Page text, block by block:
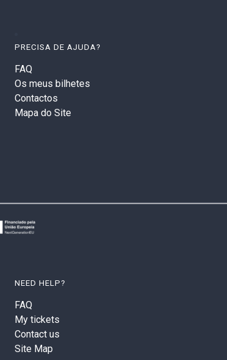
PRECISA DE AJUDA?
FAQ
Os meus bilhetes
Contactos
Mapa do Site
NEED HELP?
FAQ
My tickets
Contact us
Site Map